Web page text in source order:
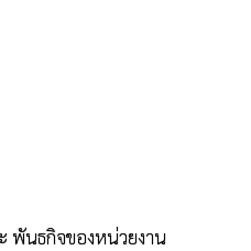
พันธกิจของหน่วยงาน